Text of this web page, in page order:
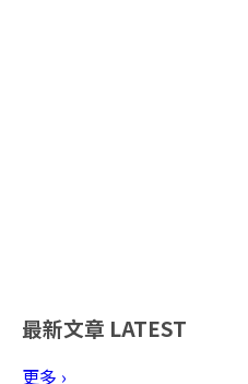
最新文章 LATEST
更多 ›